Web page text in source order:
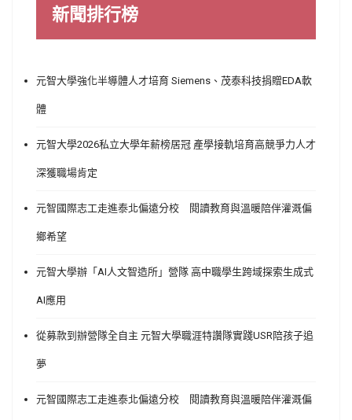
新聞排行榜
元智大學強化半導體人才培育 Siemens、茂泰科技捐贈EDA軟
體
元智大學2026私立大學年薪榜居冠 產學接軌培育高競爭力人才
深獲職場肯定
元智國際志工走進泰北偏遠分校 閱讀教育與溫暖陪伴灌溉偏
鄉希望
元智大學辦「AI人文智造所」營隊 高中職學生跨域探索生成式
AI應用
從募款到辦營隊全自主 元智大學職涯特讚隊實踐USR陪孩子追
夢
元智國際志工走進泰北偏遠分校 閱讀教育與溫暖陪伴灌溉偏